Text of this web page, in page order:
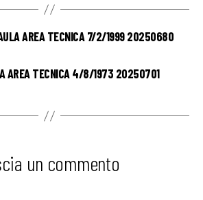
AREA TECNICA 7/2/1999 20250680
AREA TECNICA 4/8/1973 20250701
un commento